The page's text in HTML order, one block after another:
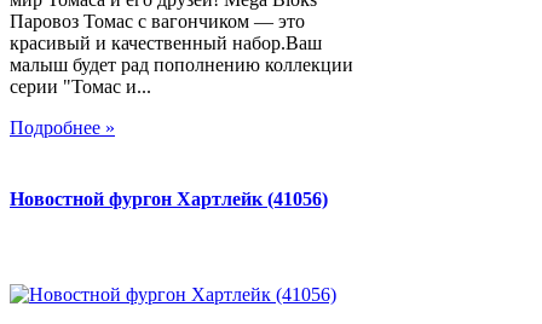
Паровоз Томас с вагончиком — это
красивый и качественный набор.Ваш
малыш будет рад пополнению коллекции
серии "Томас и...
Подробнее »
Новостной фургон Хартлейк (41056)